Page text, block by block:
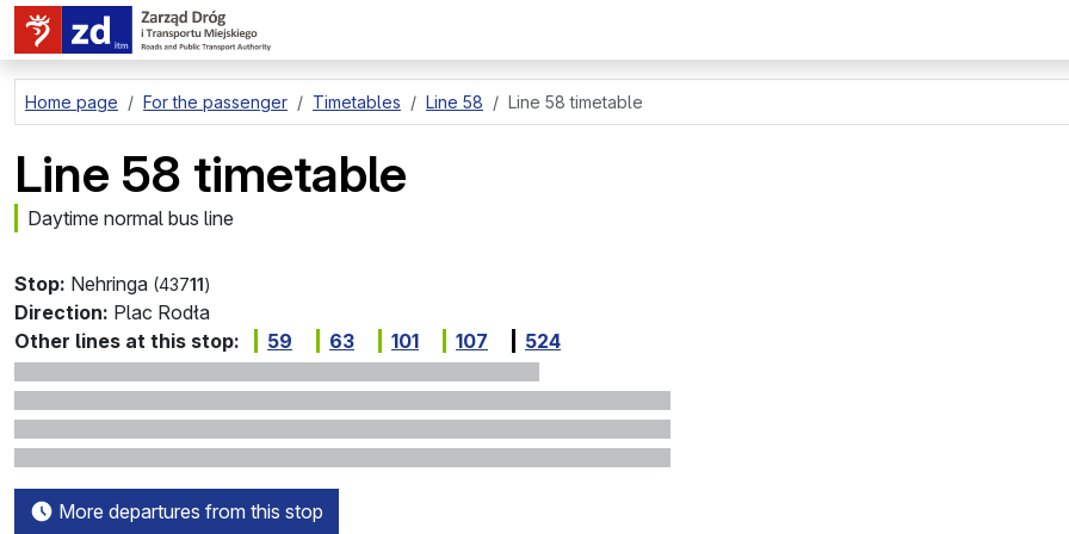
go to page content
Home page For the passenger Timetables Line 58 Line 58 timetable
Line 58 timetable
Daytime normal bus line
Stop: Nehringa (43711)
Direction: Plac Rodła
Other lines at this stop:
59 63 101 107 524
More departures from this stop